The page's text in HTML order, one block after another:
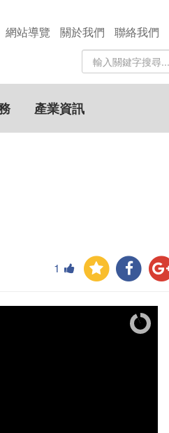
網站導覽 關於我們 聯絡我們
站
內
搜
尋
關
鍵
產業資訊
1